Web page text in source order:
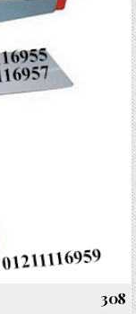
308